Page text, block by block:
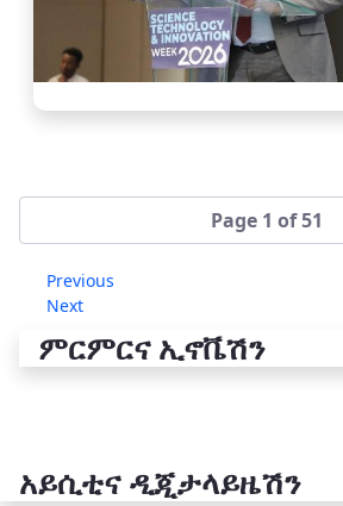
Page 1 of 51
Previous
Next
ምርምርና ኢኖቬሽን
አይሲቲና ዲጂታላይዜሽን